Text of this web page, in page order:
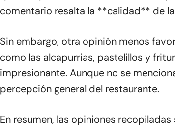
comentario resalta la **calidad** de
Sin embargo, otra opinión menos
como las alcapurrias, pastelillos y
impresionante. Aunque no se
percepción general del restaurante.
En resumen, las opiniones